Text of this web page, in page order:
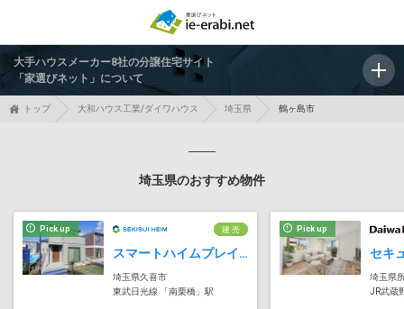
大手ハウスメーカー8社の分譲住宅サイト
「家選びネット」について
トップ 大和ハウス工業/ダイワハウス 埼玉県 鶴ヶ島市
埼玉県のおすすめ物件
Pick up 建 売
スマートハイムプレイス久喜市南栗橋
埼玉県久喜市
東武日光線 「南栗橋」駅
Pick up
埼玉県
JR武蔵